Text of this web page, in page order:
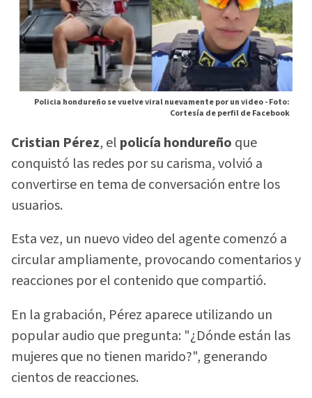
Policia hondureño se vuelve viral nuevamente por un video -Foto:
Cortesía de perfil de Facebook
Cristian Pérez, el policía hondureño que
conquistó las redes por su carisma, volvió a
convertirse en tema de conversación entre los
usuarios.
Esta vez, un nuevo video del agente comenzó a
circular ampliamente, provocando comentarios y
reacciones por el contenido que compartió.
En la grabación, Pérez aparece utilizando un
popular audio que pregunta: "¿Dónde están las
mujeres que no tienen marido?", generando
cientos de reacciones.